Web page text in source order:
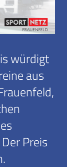
würdigt
aus
Preis